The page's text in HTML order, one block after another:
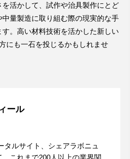
活かして、試作や治具製作にとど
中量製造に取り組む際の現実的な手
。高い材料技術を活かした新しい
にも一石を投じるかもしれませ
ール
タルサイト、シェアラボニュ
これまで200人以上の業界関